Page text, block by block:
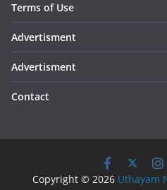
Terms of Use
Advertisment
Advertisment
Contact
Copyright © 2026 Uthayam